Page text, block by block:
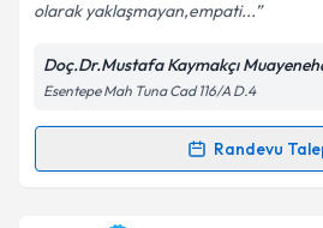
Kişisel verilerimin
Metni'ni okudum ve kişisel
kapsamda işlenmesini
olarak yaklaşmayan,empati...
Doç.Dr.Mustafa Kaymakçı
Esentepe Mah Tuna Cad 116/A D.4
Randevu
Randevu Takvimi Talebi